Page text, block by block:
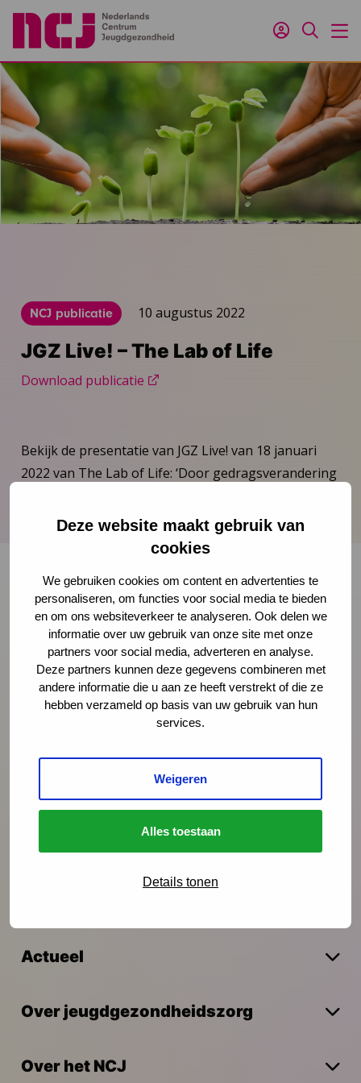
Deze website maakt gebruik van
cookies
We gebruiken cookies om content en advertenties te
personaliseren, om functies voor social media te bieden
en om ons websiteverkeer te analyseren. Ook delen we
informatie over uw gebruik van onze site met onze
partners voor social media, adverteren en analyse.
Deze partners kunnen deze gegevens combineren met
andere informatie die u aan ze heeft verstrekt of die ze
hebben verzameld op basis van uw gebruik van hun
services.
Weigeren
Alles toestaan
Details tonen
Inloggen
Zoeken
NCJ publicatie 10 augustus 2022
JGZ Live! – The Lab of Life
Download publicatie
Bekijk de presentatie van JGZ Live! van 18 januari
2022 van The Lab of Life: ‘Door gedragsverandering
Onze nieuwsbrief ontvangen?
Schrijf je in
Onderzoek
Actueel
Over jeugdgezondheidszorg
Over het NCJ